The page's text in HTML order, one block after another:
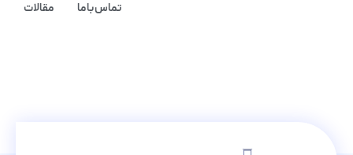
تماس با ما
مقالات